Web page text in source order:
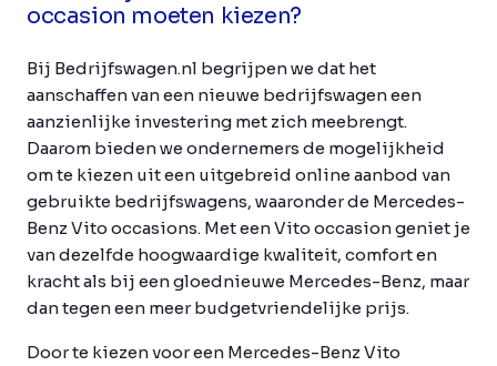
occasion moeten kiezen?
Bij Bedrijfswagen.nl begrijpen we dat het
aanschaffen van een nieuwe bedrijfswagen een
aanzienlijke investering met zich meebrengt.
Daarom bieden we ondernemers de mogelijkheid
om te kiezen uit een uitgebreid online aanbod van
gebruikte bedrijfswagens, waaronder de Mercedes-
Benz Vito occasions. Met een Vito occasion geniet je
van dezelfde hoogwaardige kwaliteit, comfort en
kracht als bij een gloednieuwe Mercedes-Benz, maar
dan tegen een meer budgetvriendelijke prijs.
Door te kiezen voor een Mercedes-Benz Vito